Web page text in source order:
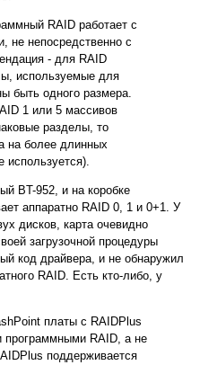
RAID работает с
не непосредственно с
- для RAID
используемые для
быть одного размера.
1 или 5 массивов
разделы, то
на более длинных
используется).
BT-952, и на коробке
аппаратно RAID 0, 1 и 0+1. У
дисков, карта очевидно
загрузочной процедуры
код драйвера, и не обнаружил
RAID. Есть кто-либо, у
платы с RAIDPlus
программными RAID, а не
поддерживается